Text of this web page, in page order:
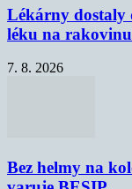
Lékárny dostaly
léku na
7. 8. 2026
Bez helmy na